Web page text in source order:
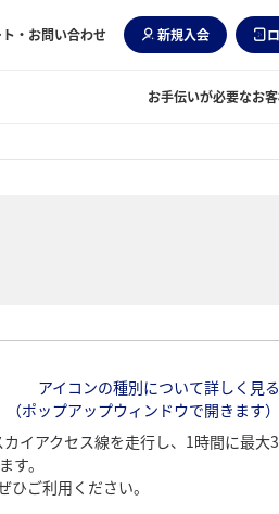
・お問い合わせ 新規入会
お手伝いが必要なお
アイコンの種別について詳しく見る
（ポップアップウィンドウで開きます）
イアクセス線を走行し、1時間に最大
。
ご利用ください。